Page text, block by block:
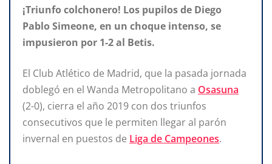
¡Triunfo colchonero! Los pupilos de Diego
Pablo Simeone, en un choque intenso, se
impusieron por 1-2 al Betis.
El Club Atlético de Madrid, que la pasada jornada
doblegó en el Wanda Metropolitano a Osasuna
(2-0), cierra el año 2019 con dos triunfos
consecutivos que le permiten llegar al parón
invernal en puestos de Liga de Campeones.